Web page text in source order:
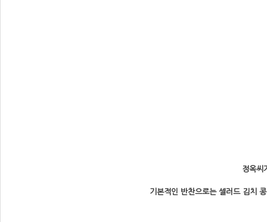
정옥씨
기본적인 반찬으로는 셀러드 김치